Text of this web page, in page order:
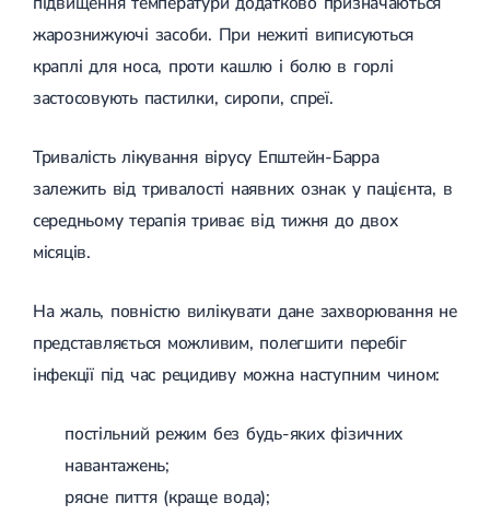
жарознижуючі засоби. При нежиті виписуються
краплі для носа, проти кашлю і болю в горлі
застосовують пастилки, сиропи, спреї.
Тривалість лікування вірусу Епштейн-Барра
залежить від тривалості наявних ознак у пацієнта, в
середньому терапія триває від тижня до двох
місяців.
На жаль, повністю вилікувати дане захворювання не
представляється можливим, полегшити перебіг
інфекції під час рецидиву можна наступним чином:
постільний режим без будь-яких фізичних
навантажень;
рясне пиття (краще вода);